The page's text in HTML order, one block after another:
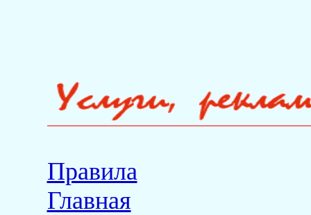
Правила
Главная